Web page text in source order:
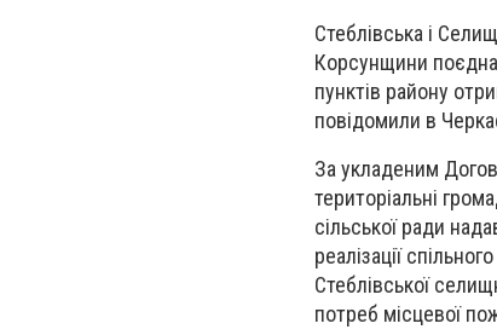
Стеблівська і
Корсунщини
пунктів району
повідомили в
За укладеним
територіальні
сільської ради
реалізації
Стеблівської
потреб місцевої